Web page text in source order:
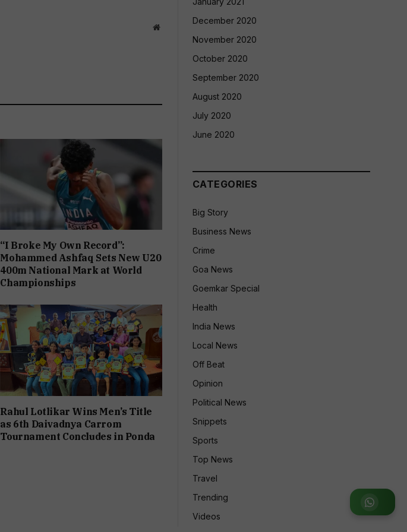
Join WhatsApp Group
Website
“I Broke My Own Record”:
Mohammed Ashfaq Sets New U20
400m National Mark at World
Championships
Rahul Lotlikar Wins Men’s Title
as 6th Daivadnya Carrom
Tournament Concludes in Ponda
December 2020
November 2020
October 2020
September 2020
August 2020
July 2020
June 2020
CATEGORIES
Big Story
Business News
Crime
Goa News
Goemkar Special
Health
India News
Local News
Off Beat
Opinion
Political News
Snippets
Sports
Top News
Travel
Trending
Videos